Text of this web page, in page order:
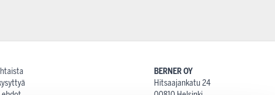
BERNER OY
Hitsaajankatu 24